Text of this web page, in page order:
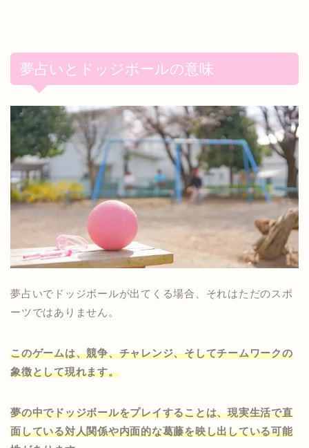
夢占いとドッジボールの意味
夢占いでドッジボールが出てくる場合、それはただのスポ
ーツではありません。
このゲームは、競争、チャレンジ、そしてチームワークの
象徴として現れます。
夢の中でドッジボールをプレイすることは、現実生活で直
面している対人関係や内面的な葛藤を映し出している可能